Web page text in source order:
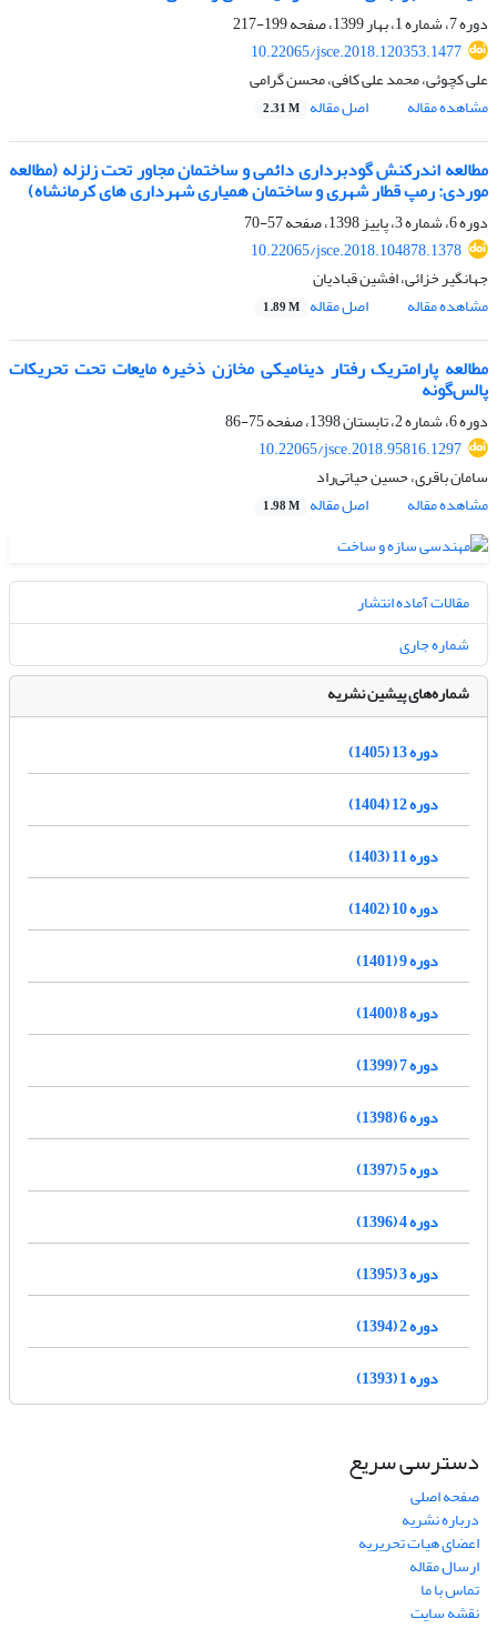
دوره 7، شماره 1، بهار 1399، صفحه
199-217
10.22065/jsce.2018.120353.1477
علی کچوئی، محمد علی کافی، محسن گرامی
مشاهده مقاله
اصل مقاله 2.31 M
مطالعه اندرکنش گودبرداری دائمی و ساختمان مجاور تحت زلزله (مطالعه
موردی: رمپ قطار شهری و ساختمان همیاری شهرداری های کرمانشاه)
دوره 6، شماره 3، پاییز 1398، صفحه
57-70
10.22065/jsce.2018.104878.1378
جهانگیر خزائی، افشین قبادیان
مشاهده مقاله
اصل مقاله 1.89 M
مطالعه پارامتریک رفتار دینامیکی مخازن ذخیره مایعات تحت تحریکات
پالس‌گونه
دوره 6، شماره 2، تابستان 1398، صفحه
75-86
10.22065/jsce.2018.95816.1297
سامان باقری، حسین حیاتی‌راد
مشاهده مقاله
اصل مقاله 1.98 M
مقالات آماده انتشار
شماره جاری
شماره‌های پیشین نشریه
دوره 13 (1405)
دوره 12 (1404)
دوره 11 (1403)
دوره 10 (1402)
دوره 9 (1401)
دوره 8 (1400)
دوره 7 (1399)
دوره 6 (1398)
دوره 5 (1397)
دوره 4 (1396)
دوره 3 (1395)
دوره 2 (1394)
دوره 1 (1393)
دسترسی سریع
صفحه اصلی
درباره نشریه
اعضای هیات تحریریه
ارسال مقاله
تماس با ما
نقشه سایت